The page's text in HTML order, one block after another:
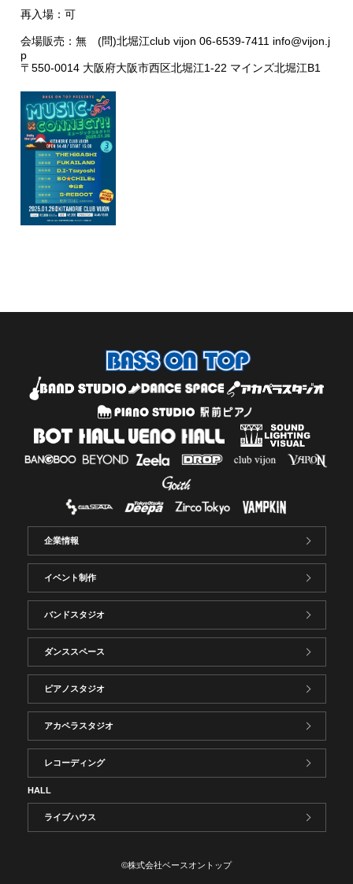
再入場：可
会場販売：無 (問)北堀江club vijon 06-6539-7411 info@vijon.j
p
〒550-0014 大阪府大阪市西区北堀江1-22 マインズ北堀江B1
企業情報
イベント制作
バンドスタジオ
ダンススペース
ピアノスタジオ
アカペラスタジオ
レコーディング
HALL
ライブハウス
©株式会社ベースオントップ